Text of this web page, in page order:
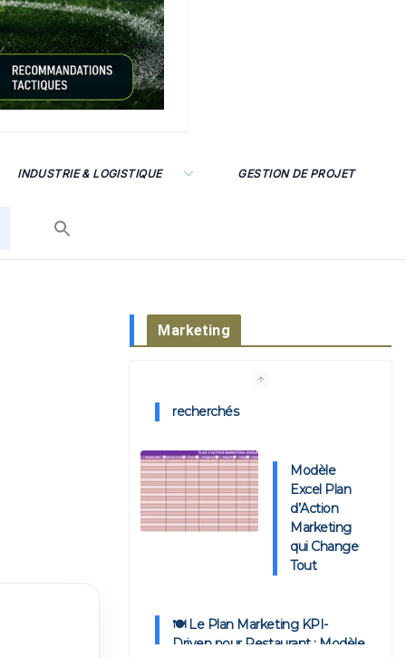
INDUSTRIE & LOGISTIQUE GESTION DE PROJET
Marketing
d’Action
Marketing
qui Change
Tout
🍽️ Le Plan Marketing KPI-
Excel